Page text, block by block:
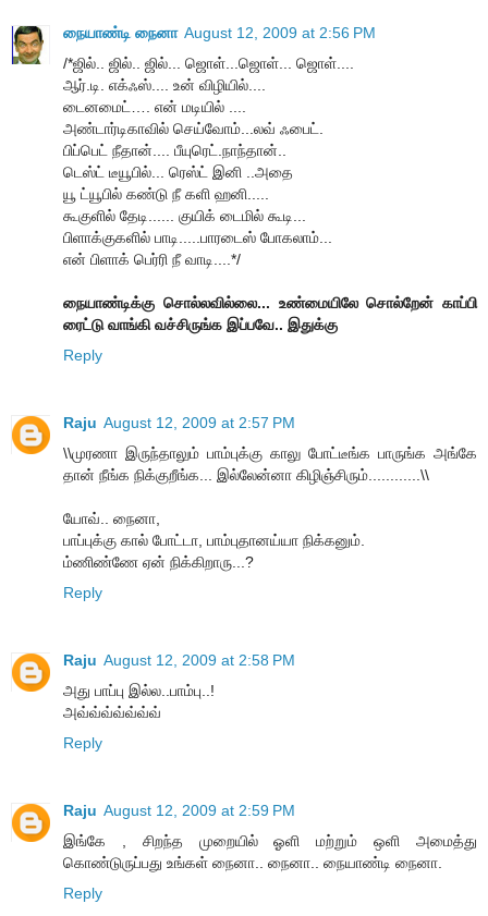
நையாண்டி நைனா August 12, 2009 at 2:56 PM
/*ஜில்.. ஜில்.. ஜில்... ஜொள்...ஜொள்... ஜொள்....
ஆர்.டி. எக்ஃஸ்.... உன் விழியில்....
டைனமைட்…. என் மடியில் ....
அண்டார்டிகாவில் செய்வோம்...லவ் ஃபைட்.
பிப்பெட் நீதான்.... பீயுரெட்.நாந்தான்..
டெஸ்ட் டீயூபில்... ரெஸ்ட் இனி ..அதை
யூ ட்யூபில் கண்டு நீ களி ஹனி.....
கூகுளில் தேடி...... குயிக் டைமில் கூடி...
பிளாக்குகளில் பாடி.....பாரடைஸ் போகலாம்...
என் பிளாக் பெர்ரி நீ வாடி....*/
நையாண்டிக்கு சொல்லவில்லை... உண்மையிலே சொல்றேன் காப்பி
ரைட்டு வாங்கி வச்சிருங்க இப்பவே.. இதுக்கு
Reply
Raju August 12, 2009 at 2:57 PM
\\முரணா இருந்தாலும் பாம்புக்கு காலு போட்டீங்க பாருங்க அங்கே
தான் நீங்க நிக்குறீங்க... இல்லேன்னா கிழிஞ்சிரும்............\\
யோவ்.. நைனா,
பாப்புக்கு கால் போட்டா, பாம்புதானய்யா நிக்கனும்.
ம்ணிண்ணே ஏன் நிக்கிறாரு...?
Reply
Raju August 12, 2009 at 2:58 PM
அது பாப்பு இல்ல..பாம்பு..!
அவ்வ்வ்வ்வ்வ்வ்
Reply
Raju August 12, 2009 at 2:59 PM
இங்கே , சிறந்த முறையில் ஓளி மற்றும் ஒளி அமைத்து
கொண்டுருப்பது உங்கள் நைனா.. நைனா.. நையாண்டி நைனா.
Reply